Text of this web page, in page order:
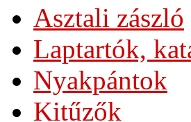
Asztali zászló
Laptartók,
Nyakpántok
Kitűzők